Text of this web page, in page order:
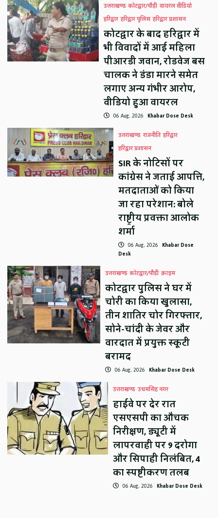
उत्तराखण्ड कोटद्वार/पौड़ी वायरल वीडियो
हरिद्वार हरिद्वार पुलिस हरिद्वार प्रशासन
कोटद्वार के बाद हरिद्वार में
भी विवादों में आई महिला
पीआरडी जवान, रोडवेज बस
चालक ने डंडा मारने समेत
लगाए अन्य गंभीर आरोप,
वीडियो हुआ वायरल
06 Aug, 2026 Khabar Dose Desk
उत्तराखण्ड राजनीति हरिद्वार
हरिद्वार प्रशासन
SIR के नोटिसों पर
कांग्रेस ने जताई आपत्ति,
मतदाताओं को किया
जा रहा परेशान: बोले
राष्ट्रीय प्रवक्ता आलोक
शर्मा
06 Aug, 2026 Khabar Dose
Desk
उत्तराखण्ड कोटद्वार/पौड़ी क्राइम
कोटद्वार पुलिस ने घर में
चोरी का किया खुलासा,
तीन शातिर चोर गिरफ्तार,
सोने-चांदी के जेवर और
वारदात में प्रयुक्त स्कूटी
बरामद
06 Aug, 2026 Khabar Dose Desk
उत्तराखण्ड उधमसिंह नगर
हाईवे पर देर रात
एसएसपी का औचक
निरीक्षण, ड्यूटी में
लापरवाही पर 9 दरोगा
और सिपाही निलंबित, 4
का स्पष्टीकरण तलब
06 Aug, 2026 Khabar Dose Desk